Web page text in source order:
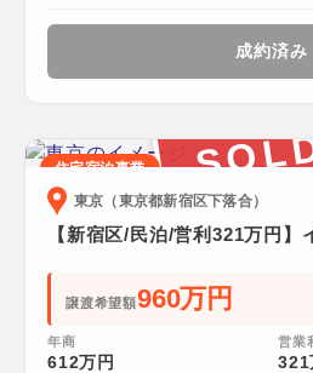
成約済み
住宅宿泊事業
東京（東京都新宿区下落合）
【新宿区/民泊/営利321万円】
譲渡希望額960万円
年商
612万円
営業
321